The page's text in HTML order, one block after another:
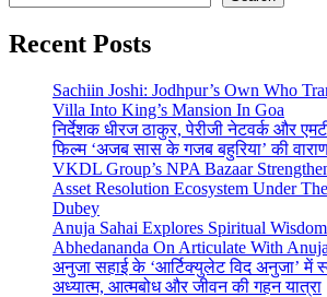
Recent Posts
Sachiin Joshi: Jodhpur’s Own Who
Villa Into King’s Mansion In Goa
निर्देशक धीरज ठाकुर, पेरीजी नेटवर्क और
फिल्म ‘अजब सास के गजब बहुरिया’ की
VKDL Group’s NPA Bazaar
Asset Resolution Ecosystem Under
Dubey
Anuja Sahai Explores Spiritual
Abhedananda On Articulate With Anuja
अनुजा सहाई के ‘आर्टिक्युलेट विद अनुजा’ में
अध्यात्म, आत्मबोध और जीवन की गहन यात्रा